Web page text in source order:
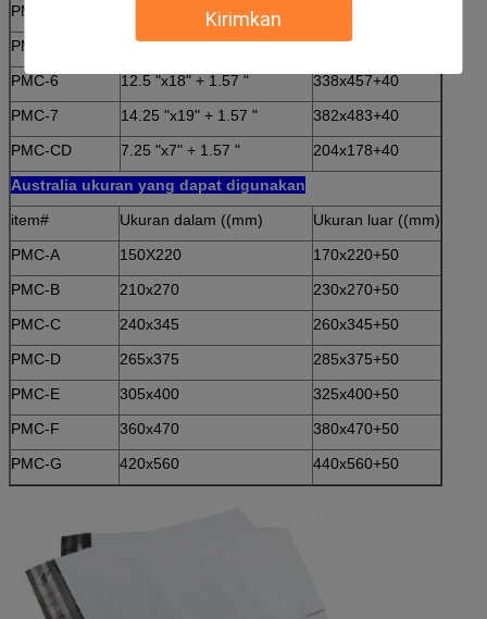
Kirimkan
PMC-4
9.5 "x13.5" + 1.57 "
PMC-5
10.5 "x15" + 1.57 "
287x381+40
PMC-6
12.5 "x18" + 1.57 "
338x457+40
PMC-7
14.25 "x19" + 1.57 "
382x483+40
PMC-CD
7.25 "x7" + 1.57 "
204x178+40
Australia ukuran yang dapat digunakan
item#
Ukuran dalam ((mm)
Ukuran luar ((mm)
PMC-A
150X220
170x220+50
PMC-B
210x270
230x270+50
PMC-C
240x345
260x345+50
PMC-D
265x375
285x375+50
PMC-E
305x400
325x400+50
PMC-F
360x470
380x470+50
PMC-G
420x560 440x560+50